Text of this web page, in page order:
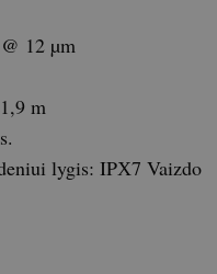
12 µm
m
lygis: IPХ7 Vaizdo